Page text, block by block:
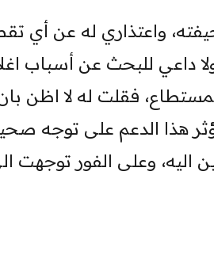
واعتذاري له عن أي
داعي للبحث عن أسباب
فقلت له لا اظن
هذا الدعم على توجه
اليه، وعلى الفور توجهت